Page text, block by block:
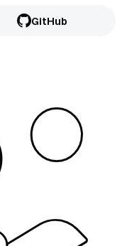
GitHub